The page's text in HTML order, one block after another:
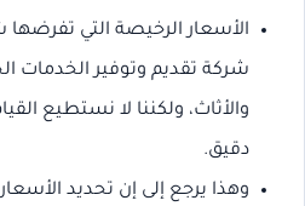
الأسعار الرخيصة التي
شركة تقديم وتوفير الخدمات
والأثاث، ولكننا لا نستطيع
دقيق.
وهذا يرجع إلى إن تحديد